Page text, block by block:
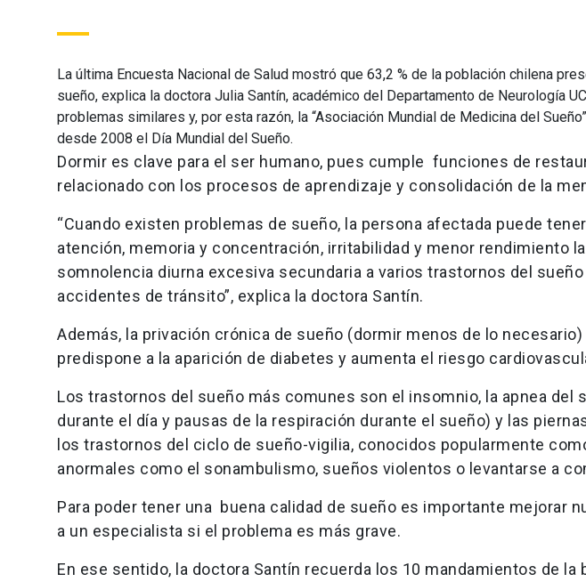
La última Encuesta Nacional de Salud mostró que 63,2 % de la población chilena
sueño, explica la doctora Julia Santín, académico del Departamento de Neurología
problemas similares y, por esta razón, la “Asociación Mundial de Medicina del
desde 2008 el Día Mundial del Sueño.
Dormir es clave para el ser humano, pues cumple funciones de
relacionado con los procesos de aprendizaje y consolidación de la
“Cuando existen problemas de sueño, la persona afectada puede
atención, memoria y concentración, irritabilidad y menor rendimiento
somnolencia diurna excesiva secundaria a varios trastornos del
accidentes de tránsito”, explica la doctora Santín.
Además, la privación crónica de sueño (dormir menos de lo
predispone a la aparición de diabetes y aumenta el riesgo
Los trastornos del sueño más comunes son el insomnio, la apnea del
durante el día y pausas de la respiración durante el sueño) y las
los trastornos del ciclo de sueño-vigilia, conocidos popularmente
anormales como el sonambulismo, sueños violentos o levantarse a
Para poder tener una buena calidad de sueño es importante mejorar
a un especialista si el problema es más grave.
En ese sentido, la doctora Santín recuerda los 10 mandamientos de la